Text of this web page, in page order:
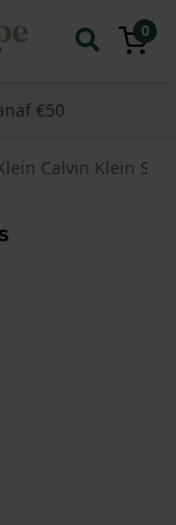
0
€50
Calvin Klein